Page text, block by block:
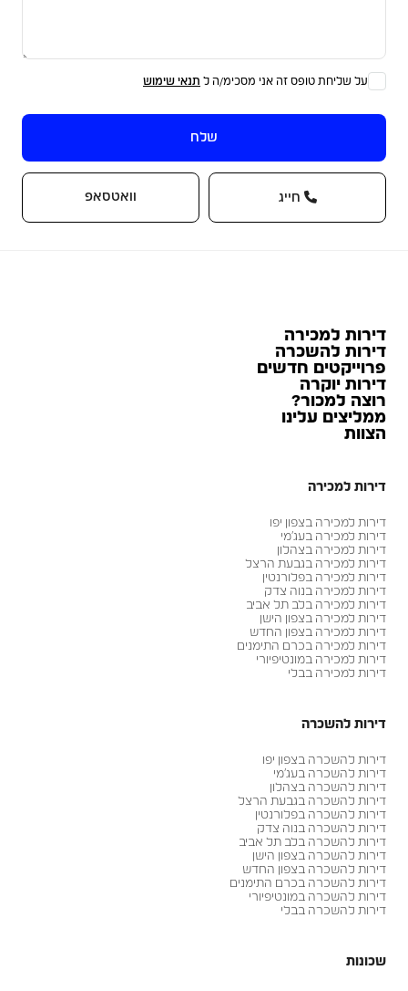
על שליחת טופס זה אני מסכימ/ה ל תנאי שימוש
שלח
חייג וואטסאפ
דירות למכירה
דירות להשכרה
פרוייקטים חדשים
דירות יוקרה
רוצה למכור?
ממליצים עלינו
הצוות
דירות למכירה
דירות למכירה בצפון יפו
דירות למכירה בעג׳מי
דירות למכירה בצהלון
דירות למכירה בגבעת הרצל
דירות למכירה בפלורנטין
דירות למכירה בנוה צדק
דירות למכירה בלב תל אביב
דירות למכירה בצפון הישן
דירות למכירה בצפון החדש
דירות למכירה בכרם התימנים
דירות למכירה במונטיפיורי
דירות למכירה בבלי
דירות להשכרה
דירות להשכרה בצפון יפו
דירות להשכרה בעג׳מי
דירות להשכרה בצהלון
דירות להשכרה בגבעת הרצל
דירות להשכרה בפלורנטין
דירות להשכרה בנוה צדק
דירות להשכרה בלב תל אביב
דירות להשכרה בצפון הישן
דירות להשכרה בצפון החדש
דירות להשכרה בכרם התימנים
דירות להשכרה במונטיפיורי
דירות להשכרה בבלי
שכונות